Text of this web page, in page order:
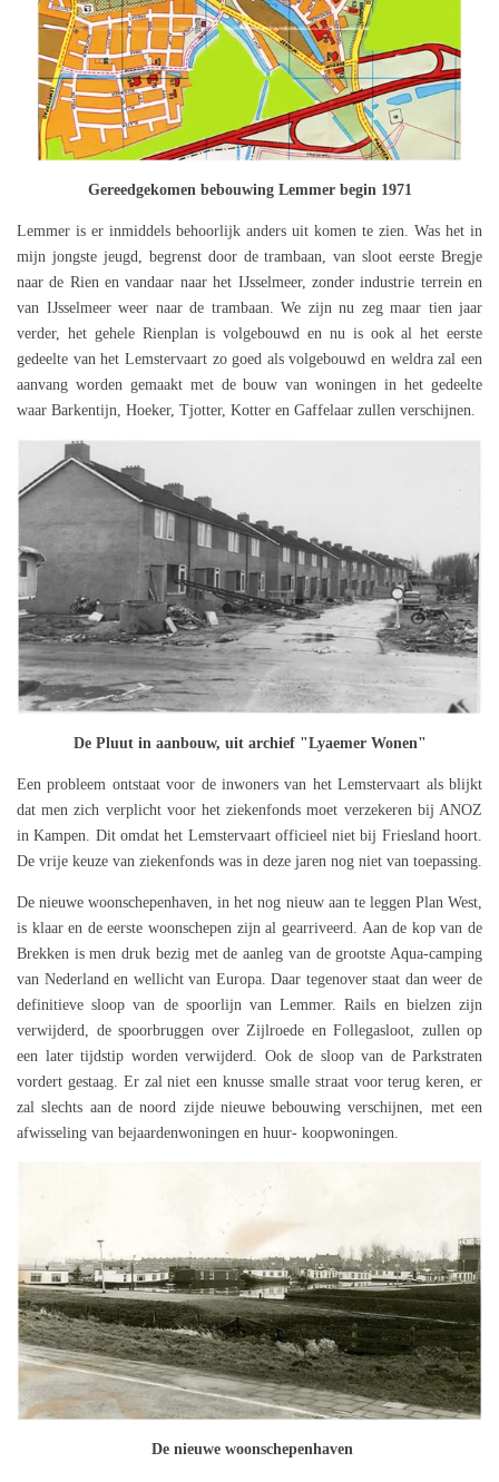
Gereedgekomen bebouwing Lemmer begin 1971
Lemmer is er inmiddels behoorlijk anders uit komen te zien. Was het in
mijn jongste jeugd, begrenst door de trambaan, van sloot eerste Bregje
naar de Rien en vandaar naar het IJsselmeer, zonder industrie terrein en
van IJsselmeer weer naar de trambaan. We zijn nu zeg maar tien jaar
verder, het gehele Rienplan is volgebouwd en nu is ook al het eerste
gedeelte van het Lemstervaart zo goed als volgebouwd en weldra zal een
aanvang worden gemaakt met de bouw van woningen in het gedeelte
waar Barkentijn, Hoeker, Tjotter, Kotter en Gaffelaar zullen verschijnen.
De Pluut in aanbouw, uit archief "Lyaemer Wonen"
Een probleem ontstaat voor de inwoners van het Lemstervaart als blijkt
dat men zich verplicht voor het ziekenfonds moet verzekeren bij ANOZ
in Kampen. Dit omdat het Lemstervaart officieel niet bij Friesland hoort.
De vrije keuze van ziekenfonds was in deze jaren nog niet van toepassing.
De nieuwe woonschepenhaven, in het nog nieuw aan te leggen Plan West,
is klaar en de eerste woonschepen zijn al gearriveerd. Aan de kop van de
Brekken is men druk bezig met de aanleg van de grootste Aqua-camping
van Nederland en wellicht van Europa. Daar tegenover staat dan weer de
definitieve sloop van de spoorlijn van Lemmer. Rails en bielzen zijn
verwijderd, de spoorbruggen over Zijlroede en Follegasloot, zullen op
een later tijdstip worden verwijderd. Ook de sloop van de Parkstraten
vordert gestaag. Er zal niet een knusse smalle straat voor terug keren, er
zal slechts aan de noord zijde nieuwe bebouwing verschijnen, met een
afwisseling van bejaardenwoningen en huur- koopwoningen.
De nieuwe woonschepenhaven